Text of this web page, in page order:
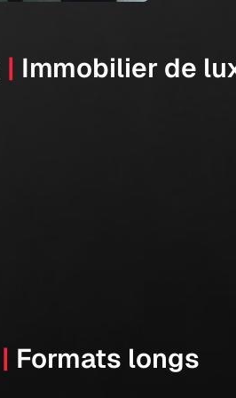
| Immobilier de
| Formats longs